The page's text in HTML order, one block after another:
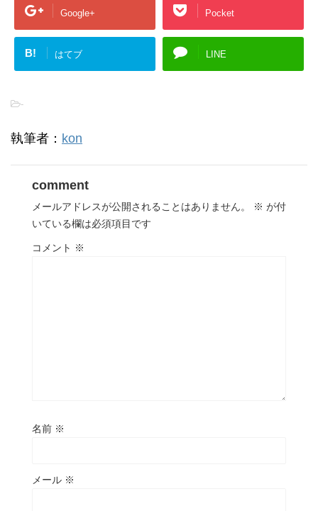
Google+ Pocket
B! はてブ LINE
-
執筆者： kon
comment
メールアドレスが公開されることはありません。 ※ が付
いている欄は必須項目です
コメント ※
名前 ※
メール ※